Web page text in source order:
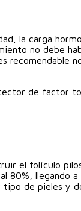
la carga
no debe
recomendable
de factor
el folículo
llegando
de pieles y